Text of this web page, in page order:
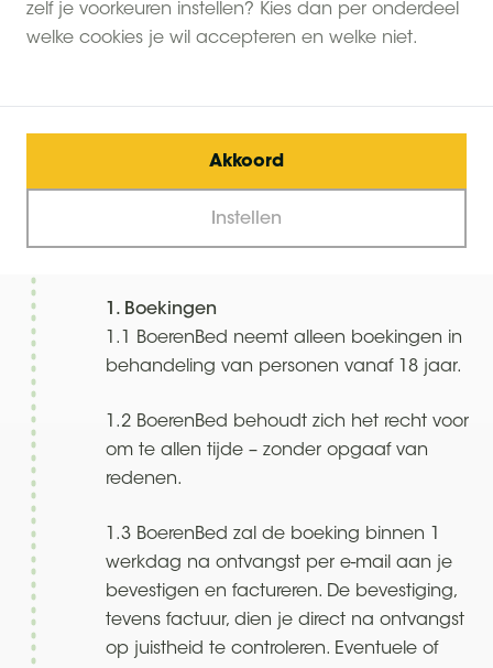
zelf je voorkeuren instellen? Kies dan per onderdeel
welke cookies je wil accepteren en welke niet.
Akkoord
Instellen
accommodatie. Onder het begrip
gast) wordt verstaan: de huurder en de
gebruik (zullen) maken van de door de
1. Boekingen
1.1 BoerenBed neemt alleen boekingen in
behandeling van personen vanaf 18 jaar.
1.2 BoerenBed behoudt zich het recht voor
om te allen tijde – zonder opgaaf van
redenen.
1.3 BoerenBed zal de boeking binnen 1
werkdag na ontvangst per e-mail aan je
bevestigen en factureren. De bevestiging,
tevens factuur, dien je direct na ontvangst
op juistheid te controleren. Eventuele of